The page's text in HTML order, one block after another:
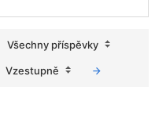
Všechny příspěvky
Vzestupně